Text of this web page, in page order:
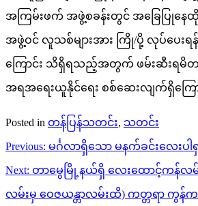
အကြမ်းဖက် အဖွဲ့စခန်းတွင် အခြေပြုနေ
အဖွဲ့ဝင် လူသစ်များအား ကြို/ပို့ လုပ်ပေးရ
ကြောင်း သိရှိရသည့်အတွက် ဖမ်းဆီးရမိတရာ
အရအရေးယူနိုင်ရေး စစ်ဆေးလျက်ရှိကြ
Posted in တန်ပြန်သတင်း, သတင်း
Post
navigation
Previous: မင်္ဂလာရှိသော မနက်ခင်းလေးပါ
Next: တာမွေမြို့နယ်ရှိ လေးထောင့်ကန်လမ်
လမ်းမှ ဝေဇယန္တာလမ်းထိ) ကတ္တရာ ကွန်က